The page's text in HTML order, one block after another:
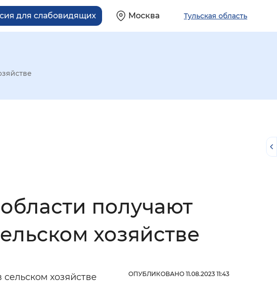
для слабовидящих Москва Тульская область
Большой
Синий фон
получают
хозяйстве
хозяйстве
ОПУБЛИКОВАНО 11.08.2023 11:43